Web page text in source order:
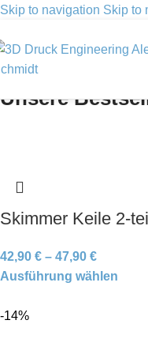
Skip to navigation Skip to
Unsere
Skimmer Keile 2-
42,90 € – 47,90 €
Ausführung wählen
-14%